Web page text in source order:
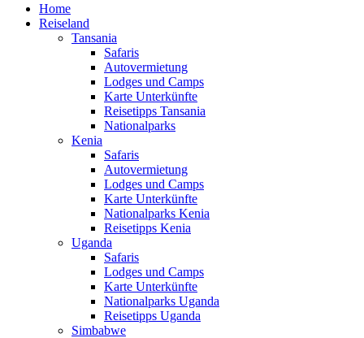
Home
Reiseland
Tansania
Safaris
Autovermietung
Lodges und Camps
Karte Unterkünfte
Reisetipps Tansania
Nationalparks
Kenia
Safaris
Autovermietung
Lodges und Camps
Karte Unterkünfte
Nationalparks Kenia
Reisetipps Kenia
Uganda
Safaris
Lodges und Camps
Karte Unterkünfte
Nationalparks Uganda
Reisetipps Uganda
Simbabwe